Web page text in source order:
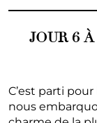
JOUR 6
C’est parti
nous